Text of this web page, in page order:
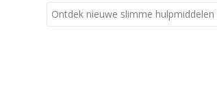
Ontdek nieuwe slimme